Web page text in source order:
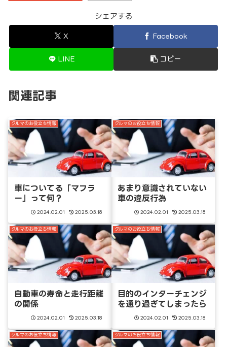
シェアする
X Facebook
LINE コピー
関連記事
クルマのお役立ち情報
車についてる「マフラ
ー」って何？
2024.02.01 2025.03.18
クルマのお役立ち情報
あまり意識されていない
車の違反行為
2024.02.01 2025.03.18
クルマのお役立ち情報
自動車の寿命と走行距離
の関係
2024.02.01 2025.03.18
クルマのお役立ち情報
目的のインターチェンジ
を通り過ぎてしまったら
2024.02.01 2025.03.18
クルマのお役立ち情報 クルマのお役立ち情報